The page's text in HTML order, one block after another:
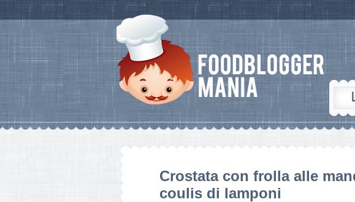
Crostata con frolla alle
coulis di lamponi